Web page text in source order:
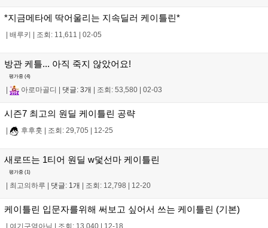
*지금메타에 딱어울리는 지속딜러 케이틀린*
| 배루키 | 조회: 11,611 | 02-05
방관 케틀... 아직 죽지 않았어요!
평가중 (4)
아로마골디 댓글: 3개 조회: 53,580 02-03
시즌7 최고의 원딜 케이틀린 공략
후후훗 조회: 29,705 12-25
새로뜨는 1티어 원딜 w덫선마 케이틀린
평가중 (1)
최고의하루 댓글: 1개 조회: 12,798 12-20
케이틀린 입문자를위해 써보고 싶어서 쓰는 케이틀린 (기본)